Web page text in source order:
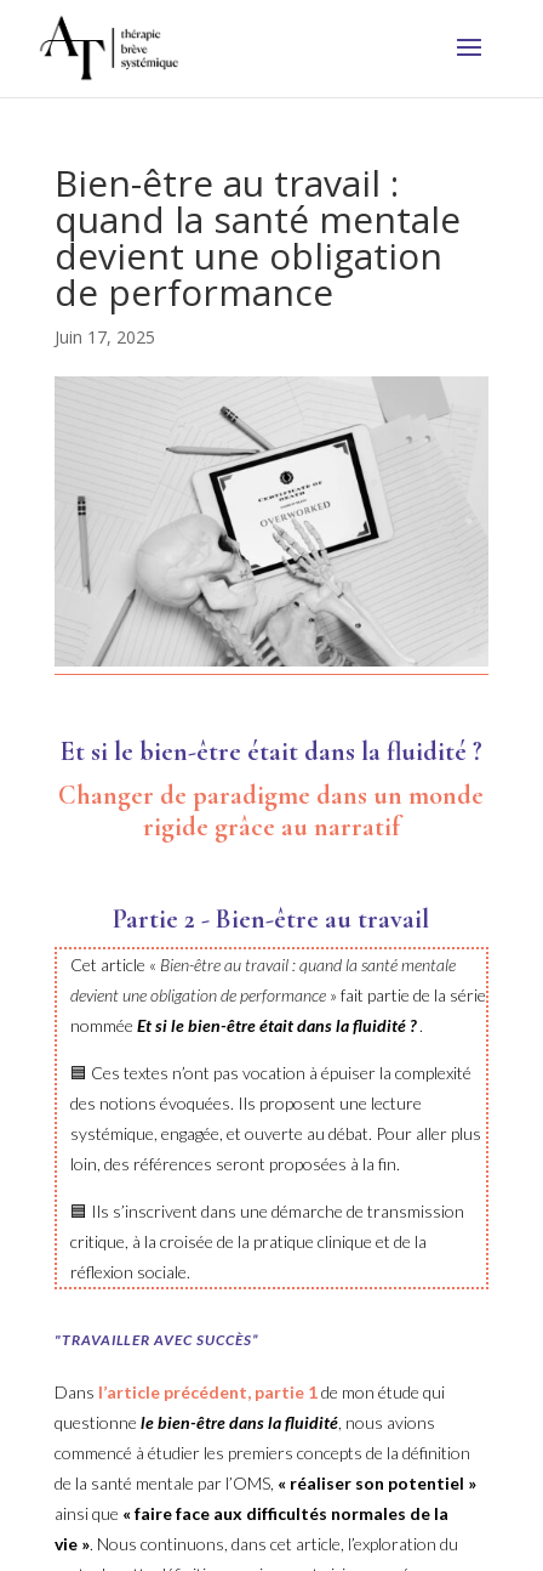
Bien-être au travail :
quand la santé mentale
devient une obligation
de performance
Juin 17, 2025
Et si le bien-être était dans la fluidité ?
Changer de paradigme dans un monde
rigide grâce au narratif
Partie 2 - Bien-être au travail
Cet article « Bien-être au travail : quand la santé mentale
devient une obligation de performance» fait partie de la série
nommée Et si le bien-être était dans la fluidité ?.
🟦 Ces textes n’ont pas vocation à épuiser la complexité
des notions évoquées. Ils proposent une lecture
systémique, engagée, et ouverte au débat. Pour aller plus
loin, des références seront proposées à la fin.
🟦 Ils s’inscrivent dans une démarche de transmission
critique, à la croisée de la pratique clinique et de la
réflexion sociale.
"TRAVAILLER AVEC SUCCÈS”
Dans l’article précédent, partie 1de mon étude qui
questionne le bien-être dans la fluidité, nous avions
commencé à étudier les premiers concepts de la définition
de la santé mentale par l’OMS, « réaliser son potentiel »
ainsi que « faire face aux difficultés normales de la
vie ». Nous continuons, dans cet article, l’exploration du